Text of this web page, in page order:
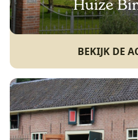
Huize
BEKIJK DE